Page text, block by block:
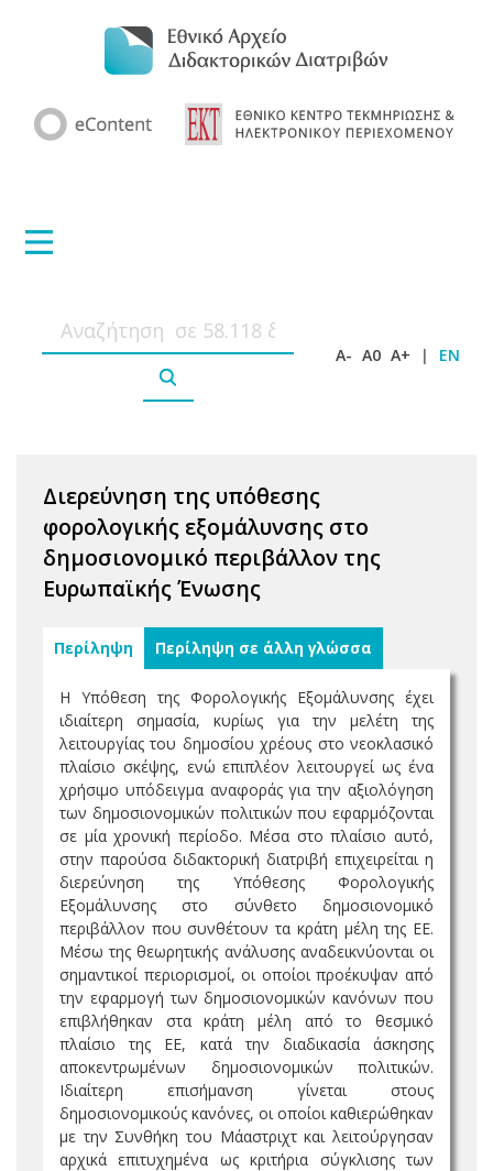
A- A0 A+ | EN
Διερεύνηση της υπόθεσης
φορολογικής εξομάλυνσης στο
δημοσιονομικό περιβάλλον της
Ευρωπαϊκής Ένωσης
Περίληψη Περίληψη σε άλλη γλώσσα
Η Υπόθεση της Φορολογικής Εξομάλυνσης έχει
ιδιαίτερη σημασία, κυρίως για την μελέτη της
λειτουργίας του δημοσίου χρέους στο νεοκλασικό
πλαίσιο σκέψης, ενώ επιπλέον λειτουργεί ως ένα
χρήσιμο υπόδειγμα αναφοράς για την αξιολόγηση
των δημοσιονομικών πολιτικών που εφαρμόζονται
σε μία χρονική περίοδο. Μέσα στο πλαίσιο αυτό,
στην παρούσα διδακτορική διατριβή επιχειρείται η
διερεύνηση της Υπόθεσης Φορολογικής
Εξομάλυνσης στο σύνθετο δημοσιονομικό
περιβάλλον που συνθέτουν τα κράτη μέλη της ΕΕ.
Μέσω της θεωρητικής ανάλυσης αναδεικνύονται οι
σημαντικοί περιορισμοί, οι οποίοι προέκυψαν από
την εφαρμογή των δημοσιονομικών κανόνων που
επιβλήθηκαν στα κράτη μέλη από το θεσμικό
πλαίσιο της ΕΕ, κατά την διαδικασία άσκησης
αποκεντρωμένων δημοσιονομικών πολιτικών.
Ιδιαίτερη επισήμανση γίνεται στους
δημοσιονομικούς κανόνες, οι οποίοι καθιερώθηκαν
με την Συνθήκη του Μάαστριχτ και λειτούργησαν
αρχικά επιτυχημένα ως κριτήρια σύγκλισης των